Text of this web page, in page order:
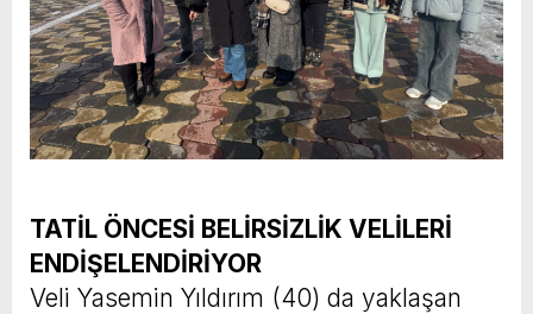
TATİL ÖNCESİ BELİRSİZLİK VELİLERİ
ENDİŞELENDİRİYOR
Veli Yasemin Yıldırım (40) da yaklaşan